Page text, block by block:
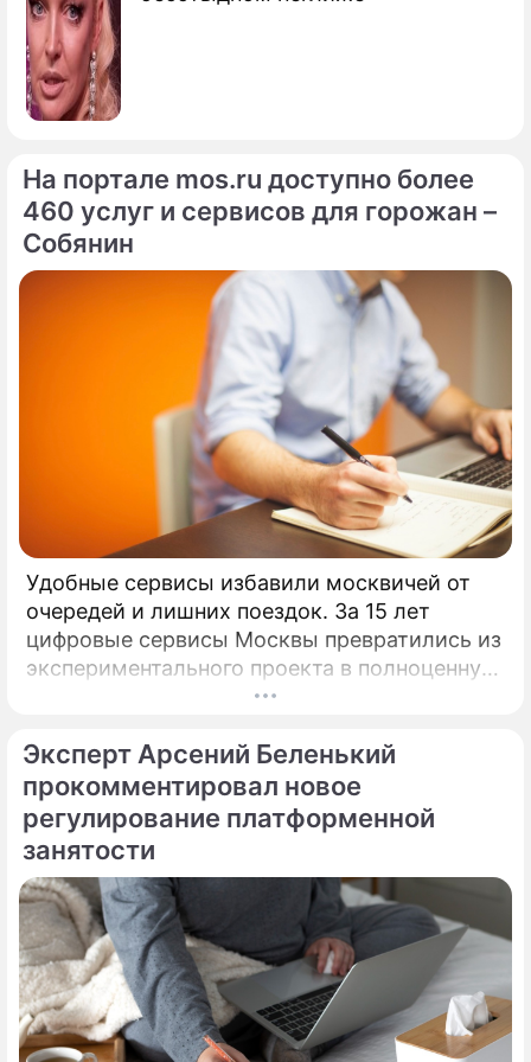
На портале mos.ru доступно более
460 услуг и сервисов для горожан –
Собянин
Удобные сервисы избавили москвичей от
очередей и лишних поездок. За 15 лет
цифровые сервисы Москвы превратились из
экспериментального проекта в полноценную
систему, без которой уже сложно
Эксперт Арсений Беленький
прокомментировал новое
регулирование платформенной
занятости